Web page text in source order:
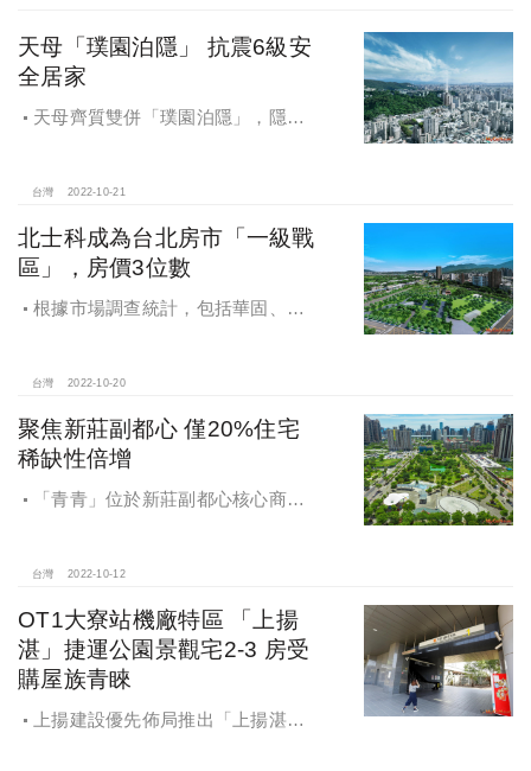
天母「璞園泊隱」 抗震6級安
全居家
天母齊質雙併「璞園泊隱」，隱富
提昇至0.26G係數；設計耐震震度：
國寶古蹟指定採用之住友制震。
台灣 2022-10-21
北士科成為台北房市「一級戰
區」，房價3位數
根據市場調查統計，包括華固、國
科，2022年約有500億案量登場。
台灣 2022-10-20
聚焦新莊副都心 僅20%住宅
稀缺性倍增
「青青」位於新莊副都心核心商業
心，美食、購物、休閒、商務，各項
台灣 2022-10-12
OT1大寮站機廠特區 「上揚
湛」捷運公園景觀宅2-3 房受
購屋族青睞
上揚建設優先佈局推出「上揚湛」